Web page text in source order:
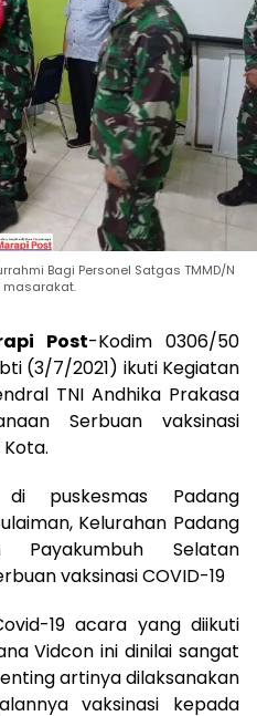
Bagi Personel Satgas TMMD/N
masarakat.
Post-Kodim 0306/50
(3/7/2021) ikuti Kegiatan
TNI Andhika Prakasa
Serbuan vaksinasi
puskesmas Padang
Kelurahan Padang
Payakumbuh Selatan
vaksinasi COVID-19
19 acara yang diikuti
Vidcon ini dinilai sangat
artinya dilaksanakan
vaksinasi kepada